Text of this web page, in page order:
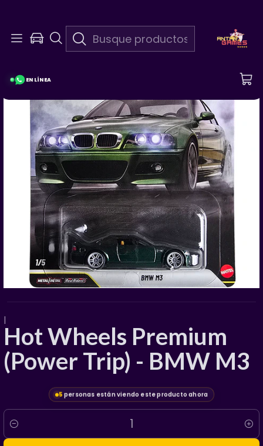
EN LÍNEA
|
Hot Wheels Premium
(Power Trip) - BMW M3
5 personas están viendo este producto ahora
Cantidad